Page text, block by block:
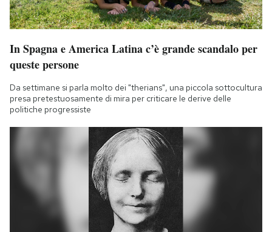
In Spagna e America Latina c’è grande scandalo per
queste persone
Da settimane si parla molto dei "therians", una piccola sottocultura
presa pretestuosamente di mira per criticare le derive delle
politiche progressiste